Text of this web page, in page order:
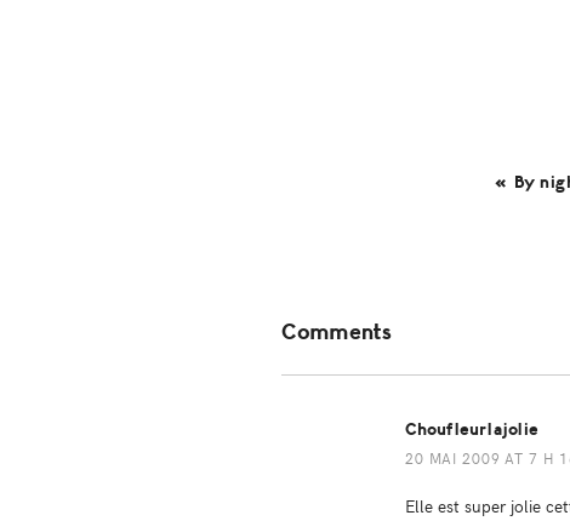
« By
Interactions
Comments
Choufleurlajolie
20 MAI 2009 AT 7 H
Elle est super jolie